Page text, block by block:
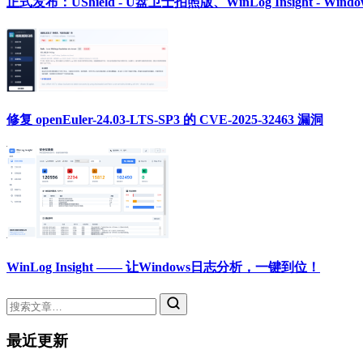
修复 openEuler-24.03-LTS-SP3 的 CVE-2025-32463 漏洞
WinLog Insight —— 让Windows日志分析，一键到位！
最近更新